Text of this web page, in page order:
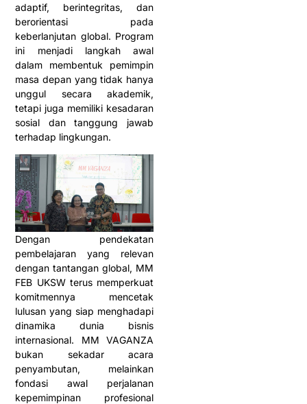
adaptif, berintegritas, dan
berorientasi pada
keberlanjutan global. Program
ini menjadi langkah awal
dalam membentuk pemimpin
masa depan yang tidak hanya
unggul secara akademik,
tetapi juga memiliki kesadaran
sosial dan tanggung jawab
terhadap lingkungan.
Dengan pendekatan
pembelajaran yang relevan
dengan tantangan global, MM
FEB UKSW terus memperkuat
komitmennya mencetak
lulusan yang siap menghadapi
dinamika dunia bisnis
internasional. MM VAGANZA
bukan sekadar acara
penyambutan, melainkan
fondasi awal perjalanan
kepemimpinan profesional